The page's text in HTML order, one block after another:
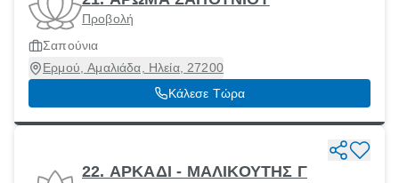
Προβολή
Σαπούνια
Ερμού, Αμαλιάδα, Ηλεία, 27200
Κάλεσε Τώρα
22. ΑΡΚΑΔΙ - ΜΑΛΙΚΟΥΤΗΣ Γ